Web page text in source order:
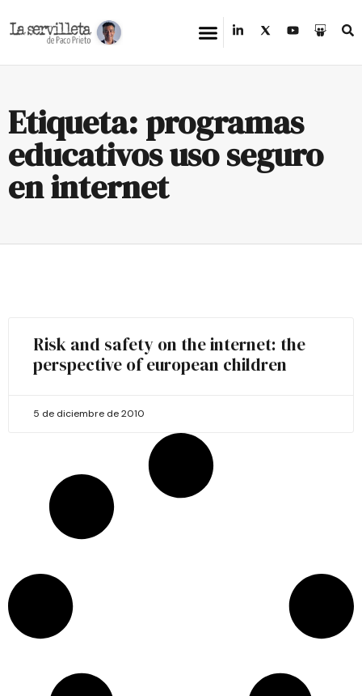
Etiqueta: programas
educativos uso seguro
en internet
Risk and safety on the internet: the
perspective of european children
5 de diciembre de 2010